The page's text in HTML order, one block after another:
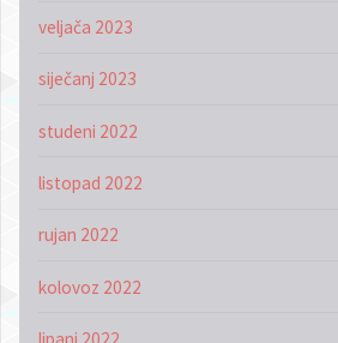
veljača 2023
siječanj 2023
studeni 2022
listopad 2022
rujan 2022
kolovoz 2022